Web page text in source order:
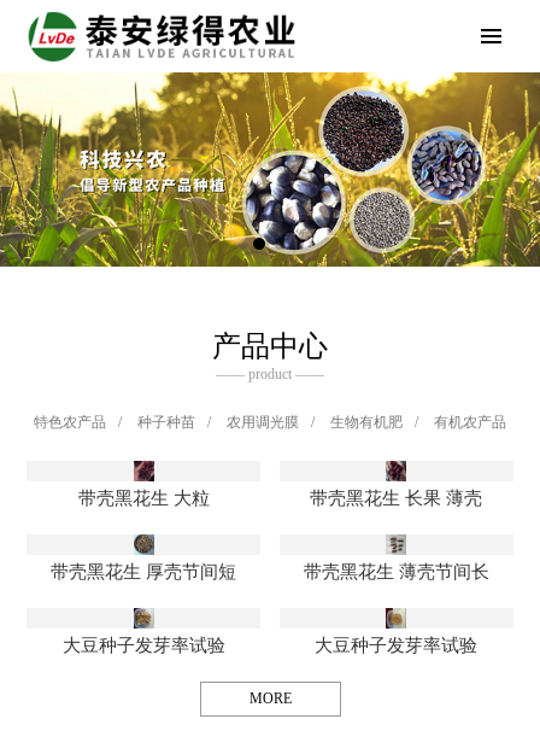
产品中心
—— product ——
特色农产品 / 种子种苗 / 农用调光膜 / 生物有机肥 / 有机农产品
带壳黑花生 大粒 带壳黑花生 长果 薄壳
带壳黑花生 厚壳节间短 带壳黑花生 薄壳节间长
大豆种子发芽率试验 大豆种子发芽率试验
MORE